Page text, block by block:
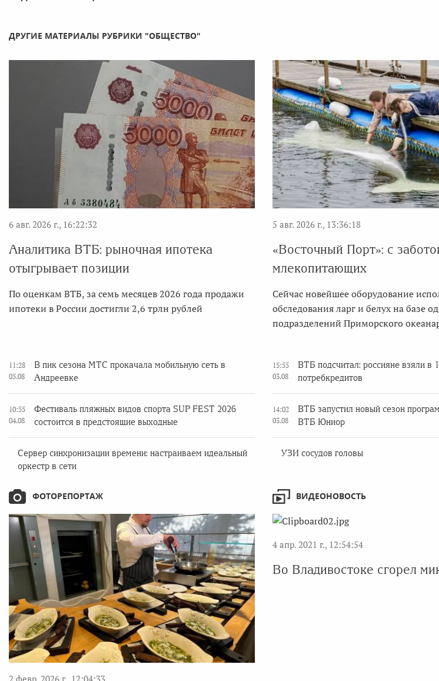
ДРУГИЕ МАТЕРИАЛЫ РУБРИКИ "ОБЩЕСТВО"
6 авг. 2026 г., 16:22:32
Аналитика ВТБ: рыночная ипотека
отыгрывает позиции
По оценкам ВТБ, за семь месяцев 2026 года продажи
ипотеки в России достигли 2,6 трлн рублей
5 авг. 2026 г., 13:36:18
«Восточный Порт»: с
млекопитающих
Сейчас новейшее оборудование
обследования ларг и белух на базе
подразделений Приморского
11:28
05.08
В пик сезона МТС прокачала мобильную сеть в
Андреевке
10:55
04.08
Фестиваль пляжных видов спорта SUP FEST 2026
состоится в предстоящие выходные
Сервер синхронизации времени: настраиваем идеальный
оркестр в сети
15:55
03.08
ВТБ подсчитал: россияне взяли в
потребкредитов
14:02
03.08
ВТБ запустил новый сезон
ВТБ Юниор
УЗИ сосудов головы
ФОТОРЕПОРТАЖ
2 февр. 2026 г., 12:04:33
ВИДЕОНОВОСТЬ
4 апр. 2021 г., 12:54:54
Во Владивостоке сгорел